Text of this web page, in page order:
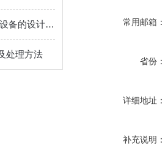
了解了RCO催化燃烧设备的设计原理才能更好的使用它
处理方法
常用邮箱：
省份：
详细地址：
补充说明：